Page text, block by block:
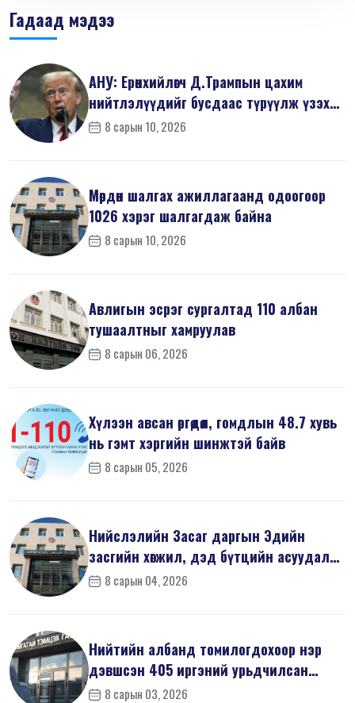
Гадаад мэдээ
АНУ: Ерөнхийлөгч Д.Трампын цахим
нийтлэлүүдийг бусдаас түрүүлж үзэх
тө...8 сарын 10, 2026
Мөрдөн шалгах ажиллагаанд одоогоор
1026 хэрэг шалгагдаж байна
8 сарын 10, 2026
Авлигын эсрэг сургалтад 110 албан
тушаалтныг хамруулав
8 сарын 06, 2026
Хүлээн авсан өргөдөл, гомдлын 48.7 хувь
нь гэмт хэргийн шинжтэй байв
8 сарын 05, 2026
Нийслэлийн Засаг даргын Эдийн
засгийн хөгжил, дэд бүтцийн асуудал
хари...
8 сарын 04, 2026
Нийтийн албанд томилогдохоор нэр
дэвшсэн 405 иргэний урьдчилсан
мэдүүл...
8 сарын 03, 2026